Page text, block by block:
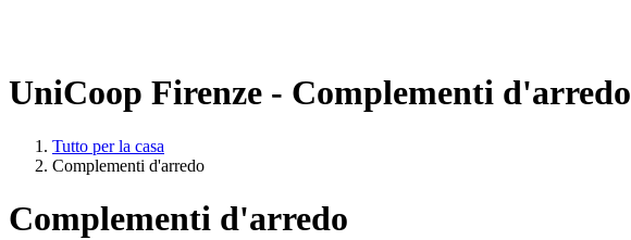
UniCoop Firenze - Complementi d'arredo
Tutto per la casa
Complementi d'arredo
Complementi d'arredo